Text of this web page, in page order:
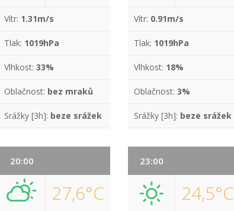
Vítr: 1.31m/s
Tlak: 1019hPa
Vlhkost: 33%
Oblačnost: bez mraků
Srážky [3h]: beze srážek
Vítr: 0.91m/s
Tlak: 1019hPa
Vlhkost: 18%
Oblačnost:3%
Srážky [3h]: beze srážek
20:00
27,6°C
23:00
24,5°C